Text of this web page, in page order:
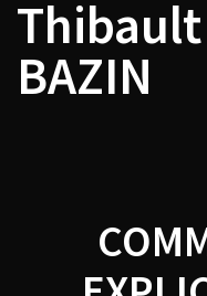
Skip
content
Thibault
BAZIN
Navigation
de